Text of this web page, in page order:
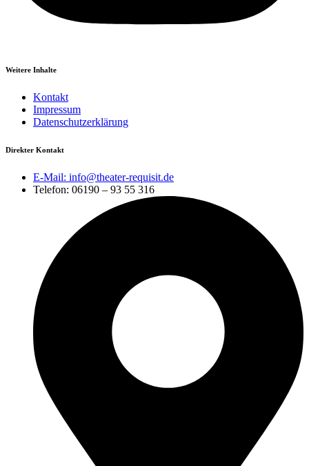
Weitere Inhalte
Kontakt
Impressum
Datenschutzerklärung
Direkter Kontakt
E-Mail: info@theater-requisit.de
Telefon: 06190 – 93 55 316